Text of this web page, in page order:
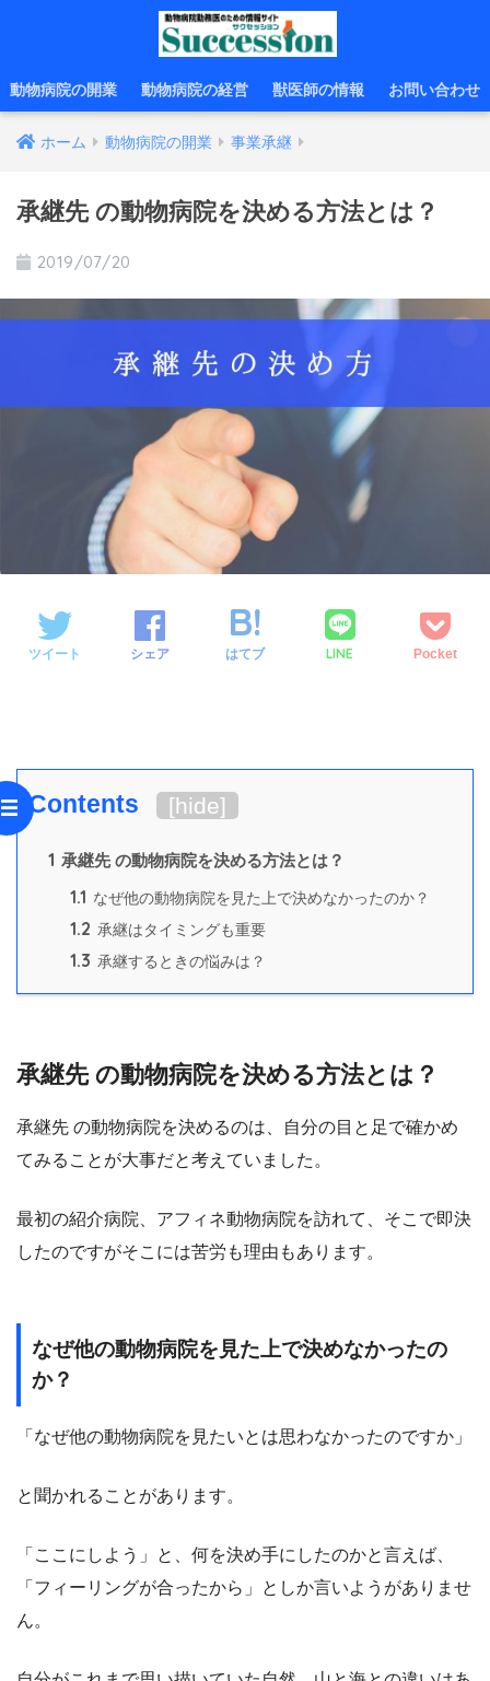
動物病院の開業 動物病院の経営 獣医師の情報 お問い合わせ
ホーム 動物病院の開業 事業承継
承継先 の動物病院を決める方法とは？
2019/07/20
ツイート シェア はてブ LINE Pocket
Contents [hide]
1 承継先 の動物病院を決める方法とは？
1.1 なぜ他の動物病院を見た上で決めなかったのか？
1.2 承継はタイミングも重要
1.3 承継するときの悩みは？
承継先 の動物病院を決める方法とは？
承継先 の動物病院を決めるのは、自分の目と足で確かめ
てみることが大事だと考えていました。
最初の紹介病院、アフィネ動物病院を訪れて、そこで即決
したのですがそこには苦労も理由もあります。
なぜ他の動物病院を見た上で決めなかったの
か？
「なぜ他の動物病院を見たいとは思わなかったのですか」
と聞かれることがあります。
「ここにしよう」と、何を決め手にしたのかと言えば、
「フィーリングが合ったから」としか言いようがありませ
ん。